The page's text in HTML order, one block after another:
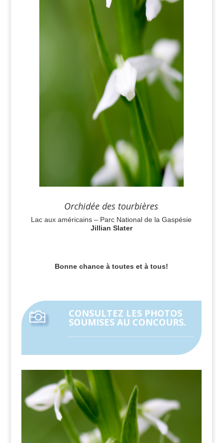
Orchidée des tourbières
Lac aux américains – Parc National de la Gaspésie
Jillian Slater
Bonne chance à toutes et à tous!
 CONSULTEZ LES PHOTOS
SOUMISES AU CONCOURS.